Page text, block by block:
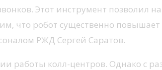
Этот инструмент позволил
что робот существенно
РЖД Сергей Саратов.
работы колл-центров. Однако с